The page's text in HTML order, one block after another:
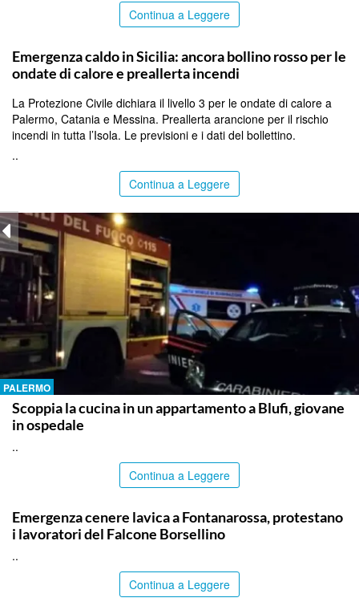
Continua a Leggere
Emergenza caldo in Sicilia: ancora bollino rosso per le
ondate di calore e preallerta incendi
La Protezione Civile dichiara il livello 3 per le ondate di calore a
Palermo, Catania e Messina. Preallerta arancione per il rischio
incendi in tutta l’Isola. Le previsioni e i dati del bollettino.
..
Continua a Leggere
PALERMO
Scoppia la cucina in un appartamento a Blufi, giovane
in ospedale
..
Continua a Leggere
Emergenza cenere lavica a Fontanarossa, protestano
i lavoratori del Falcone Borsellino
..
Continua a Leggere